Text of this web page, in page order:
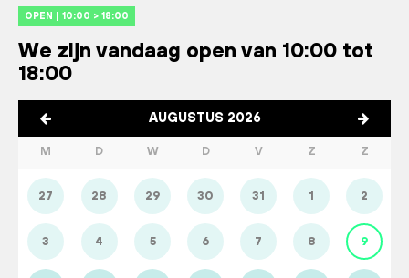
OPEN | 10:00 > 18:00
We zijn vandaag open van 10:00 tot
18:00
AUGUSTUS 2026
M D W D V Z Z
27 28 29 30 31 1 2
3 4 5 6 7 8 9